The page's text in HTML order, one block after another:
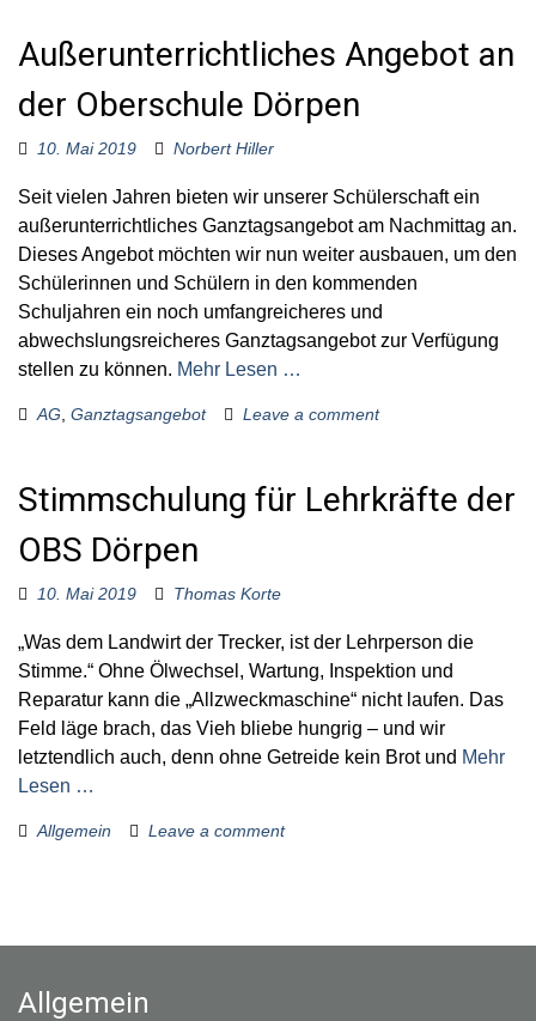
Außerunterrichtliches Angebot an
der Oberschule Dörpen
10. Mai 2019 Norbert Hiller
Seit vielen Jahren bieten wir unserer Schülerschaft ein
außerunterrichtliches Ganztagsangebot am Nachmittag an.
Dieses Angebot möchten wir nun weiter ausbauen, um den
Schülerinnen und Schülern in den kommenden
Schuljahren ein noch umfangreicheres und
abwechslungsreicheres Ganztagsangebot zur Verfügung
stellen zu können. Mehr Lesen …
AG Ganztagsangebot Leave a comment
Stimmschulung für Lehrkräfte der
OBS Dörpen
10. Mai 2019 Thomas Korte
„Was dem Landwirt der Trecker, ist der Lehrperson die
Stimme.“ Ohne Ölwechsel, Wartung, Inspektion und
Reparatur kann die „Allzweckmaschine“ nicht laufen. Das
Feld läge brach, das Vieh bliebe hungrig – und wir
letztendlich auch, denn ohne Getreide kein Brot und Mehr
Lesen …
Allgemein Leave a comment
Allgemein